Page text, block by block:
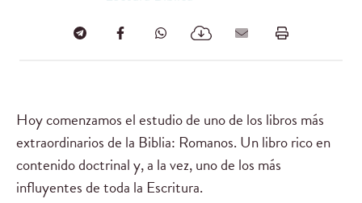
Hoy comenzamos el estudio de uno de los libros más
extraordinarios de la Biblia: Romanos. Un libro rico en
contenido doctrinal y, a la vez, uno de los más
influyentes de toda la Escritura.